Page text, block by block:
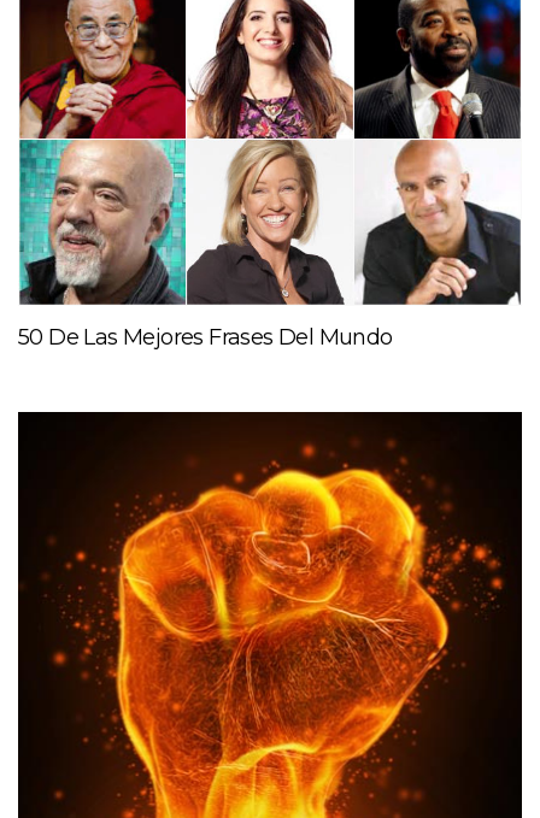
50 De Las Mejores Frases Del Mundo